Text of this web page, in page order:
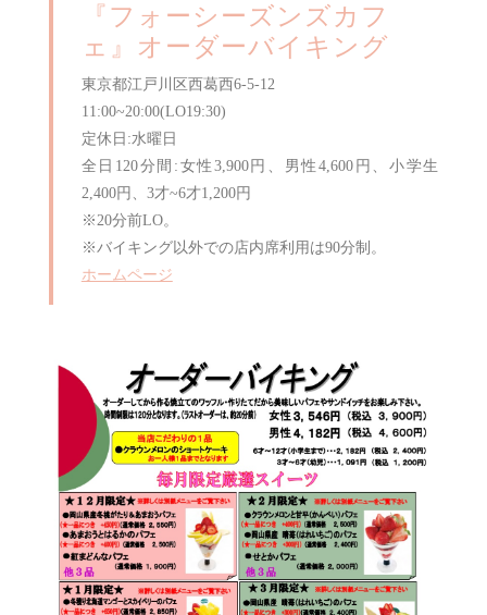
『フォーシーズンズカフ
ェ』オーダーバイキング
東京都江戸川区西葛西6-5-12
11:00~20:00(LO19:30)
定休日:水曜日
全日120分間:女性3,900円、男性4,600円、小学生
2,400円、3才~6才1,200円
※20分前LO。
※バイキング以外での店内席利用は90分制。
ホームページ